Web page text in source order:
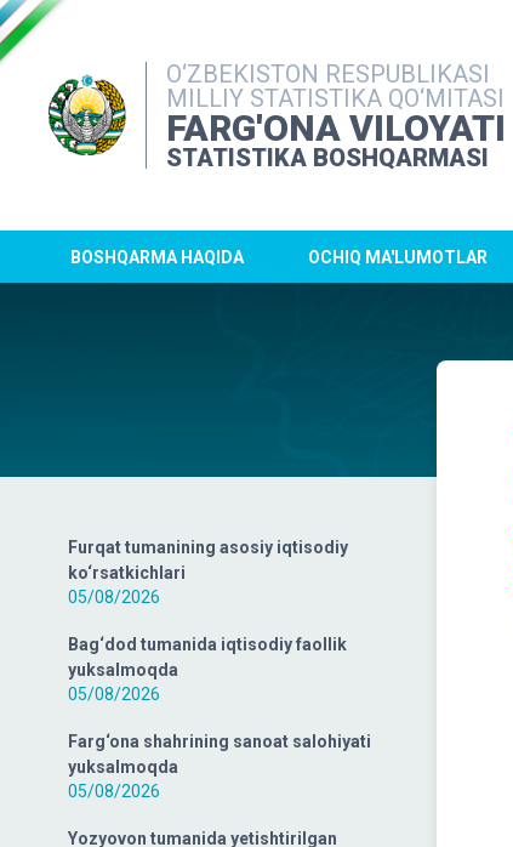
O‘ZBEKISTON RESPUBLIKASI
MILLIY STATISTIKA QO‘MITASI
FARG'ONA VILOYATI
STATISTIKA BOSHQARMASI
BOSHQARMA HAQIDA OCHIQ MA'LUMOTLAR
Furqat tumanining asosiy iqtisodiy
ko‘rsatkichlari
05/08/2026
Bag‘dod tumanida iqtisodiy faollik
yuksalmoqda
05/08/2026
Farg‘ona shahrining sanoat salohiyati
yuksalmoqda
05/08/2026
Yozyovon tumanida yetishtirilgan